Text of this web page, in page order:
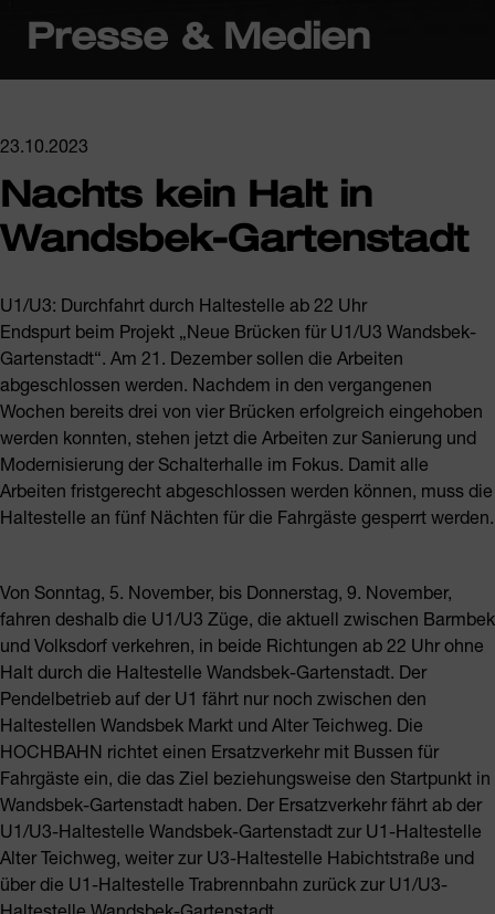
Presse & Medien
23.10.2023
Nachts kein Halt in
Wandsbek-Gartenstadt
U1/U3: Durchfahrt durch Haltestelle ab 22 Uhr
Endspurt beim Projekt „Neue Brücken für U1/U3 Wandsbek-
Gartenstadt“. Am 21. Dezember sollen die Arbeiten
abgeschlossen werden. Nachdem in den vergangenen
Wochen bereits drei von vier Brücken erfolgreich eingehoben
werden konnten, stehen jetzt die Arbeiten zur Sanierung und
Modernisierung der Schalterhalle im Fokus. Damit alle
Arbeiten fristgerecht abgeschlossen werden können, muss die
Haltestelle an fünf Nächten für die Fahrgäste gesperrt werden.
Von Sonntag, 5. November, bis Donnerstag, 9. November,
fahren deshalb die U1/U3 Züge, die aktuell zwischen Barmbek
und Volksdorf verkehren, in beide Richtungen ab 22 Uhr ohne
Halt durch die Haltestelle Wandsbek-Gartenstadt. Der
Pendelbetrieb auf der U1 fährt nur noch zwischen den
Haltestellen Wandsbek Markt und Alter Teichweg. Die
HOCHBAHN richtet einen Ersatzverkehr mit Bussen für
Fahrgäste ein, die das Ziel beziehungsweise den Startpunkt in
Wandsbek-Gartenstadt haben. Der Ersatzverkehr fährt ab der
U1/U3-Haltestelle Wandsbek-Gartenstadt zur U1-Haltestelle
Alter Teichweg, weiter zur U3-Haltestelle Habichtstraße und
über die U1-Haltestelle Trabrennbahn zurück zur U1/U3-